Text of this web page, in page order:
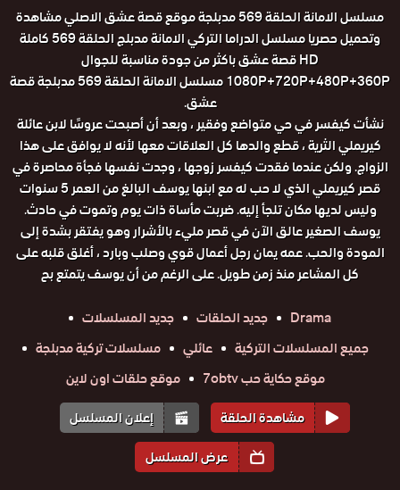
مسلسل الامانة الحلقة 569 مدبلجة موقع قصة عشق الاصلي مشاهدة
وتحميل حصريا مسلسل الدراما التركي الامانة مدبلج الحلقة 569 كاملة
HD قصة عشق باكثر من جودة مناسبة للجوال
1080P+720P+480P+360P مسلسل الامانة الحلقة 569 مدبلجة قصة
عشق.
نشأت كيفسر في حي متواضع وفقير ، وبعد أن أصبحت عروسًا لابن عائلة
كيريملي الثرية ، قطع والدها كل العلاقات معها لأنه لا يوافق على هذا
الزواج. ولكن عندما فقدت كيفسر زوجها ، وجدت نفسها فجأة محاصرة في
قصر كيريملي الذي لا حب له مع ابنها يوسف البالغ من العمر 5 سنوات
وليس لديها مكان تلجأ إليه. ضربت مأساة ذات يوم وتموت في حادث.
يوسف الصغير عالق الآن في قصر مليء بالأشرار وهو يفتقر بشدة إلى
المودة والحب. عمه يمان رجل أعمال قوي وصلب وبارد ، أغلق قلبه على
كل المشاعر منذ زمن طويل. على الرغم من أن يوسف يتمتع بح
Drama
جديد الحلقات
جديد المسلسلات
جميع المسلسلات التركية
عائلي
مسلسلات تركية مدبلجة
موقع حكاية حب 7obtv
موقع حلقات اون لاين
مشاهدة الحلقة
إعلان المسلسل
عرض المسلسل